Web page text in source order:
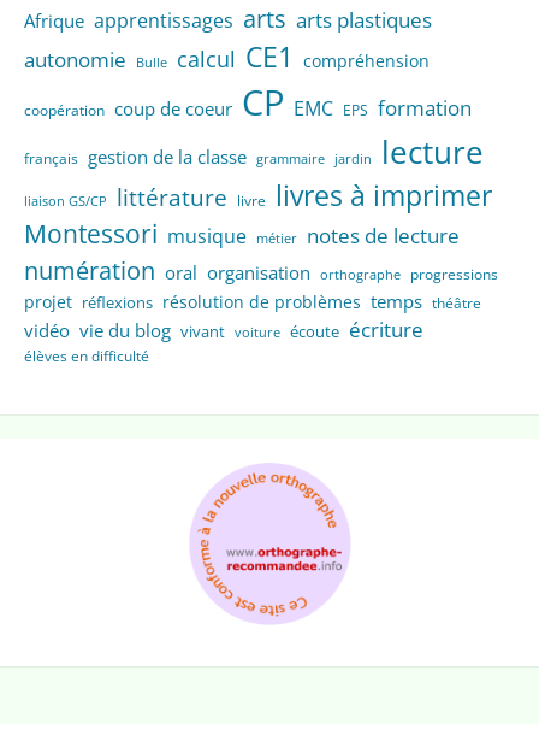
Afrique apprentissages arts arts plastiques
autonomie
Bulle calcul CE1 compréhension
coopération coup de coeur CP EMC EPS formation
français gestion de la classe grammaire jardin lecture
liaison GS/CP littérature livre livres à imprimer
Montessori musique métier notes de lecture
numération oral organisation orthographe progressions
projet réflexions résolution de problèmes temps théâtre
vidéo vie du blog vivant voiture écoute écriture
élèves en difficulté